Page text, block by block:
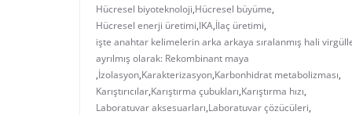
Hücresel biyoteknoloji,Hücresel büyüme,
Hücresel enerji üretimi,IKA,İlaç üretimi,
işte anahtar kelimelerin arka arkaya sıralanmış hali
ayrılmış olarak: Rekombinant maya
,İzolasyon,Karakterizasyon,Karbonhidrat metabolizması,
Karıştırıcılar,Karıştırma çubukları,Karıştırma hızı,
Laboratuvar aksesuarları,Laboratuvar çözücüleri,